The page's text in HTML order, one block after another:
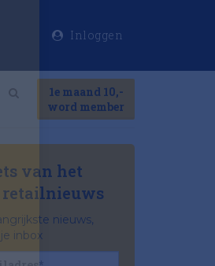
Inloggen
1e maand 10,-
word member
van het
retailnieuws
nieuws,
inbox